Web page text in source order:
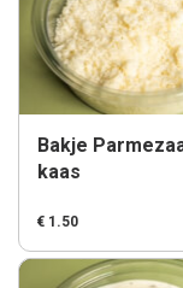
Bakje
kaas
€ 1.50